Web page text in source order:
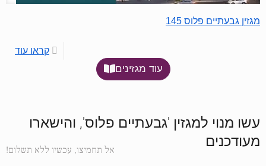
מגזין גבעתיים פלוס 145
קראו עוד
עוד מגזינים
עשו מנוי למגזין 'גבעתיים פלוס', והישארו
מעודכנים
אל תחמיצו, עכשיו ללא תשלום!